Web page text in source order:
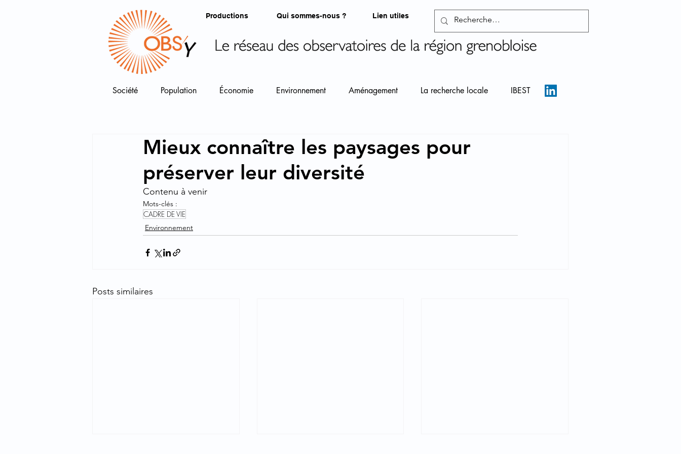
Productions Lien utiles
Qui sommes-nous ?
Société Population Économie Environnement Aménagement La recherche locale IBEST
Mieux connaître les paysages pour
préserver leur diversité
Contenu à venir
Mots-clés :
CADRE DE VIE
Environnement
Posts similaires